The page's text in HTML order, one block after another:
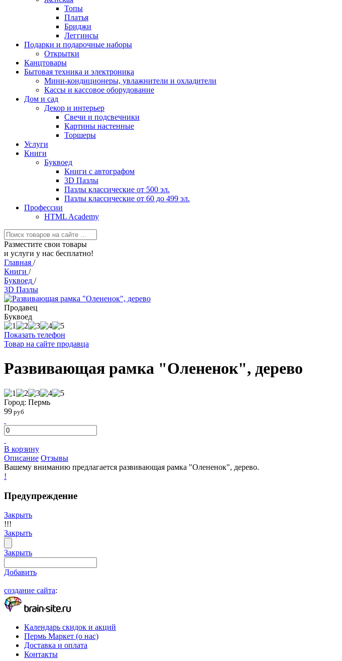
Топы
Платья
Бриджи
Леггинсы
Подарки и подарочные наборы
Открытки
Канцтовары
Бытовая техника и электроника
Мини-кондиционеры, увлажнители и охладители
Кассы и кассовое оборудование
Дом и сад
Декор и интерьер
Свечи и подсвечники
Картины настенные
Торшеры
Услуги
Книги
Буквоед
Книги с автографом
3D Пазлы
Пазлы классические от 500 эл.
Пазлы классические от 60 до 499 эл.
Профессии
HTML Academy
Разместите свои товары
и услуги у нас бесплатно!
Главная /
Книги /
Буквоед /
3D Пазлы
Продавец
Буквоед
Показать телефон
Товар на сайте продавца
Развивающая рамка "Олененок", дерево
Город: Пермь
99 руб
В корзину
Описание Отзывы
Вашему вниманию предлагается развивающая рамка "Олененок", дерево.
!
Предупреждение
Закрыть
!!!
Закрыть
Закрыть
Добавить
создание сайта:
Календарь скидок и акций
Пермь Маркет (о нас)
Доставка и оплата
Контакты